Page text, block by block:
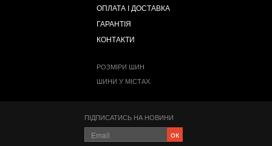
ОПЛАТА І ДОСТАВКА
ГАРАНТІЯ
КОНТАКТИ
РОЗМІРИ ШИН
ШИНИ У МІСТАХ
ПІДПИСАТИСЬ НА НОВИНИ
ок